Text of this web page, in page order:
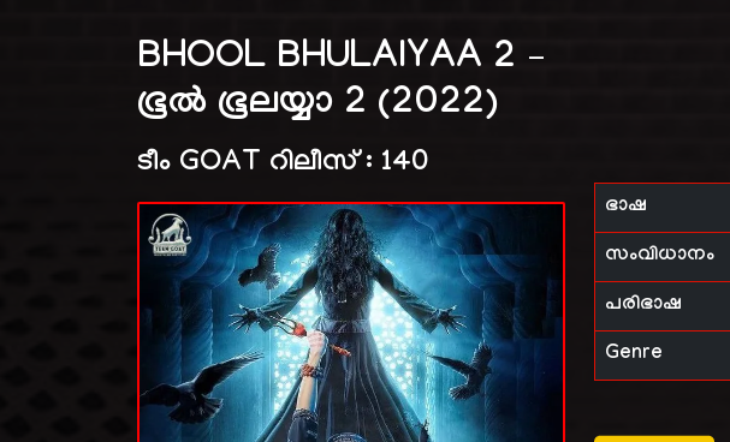
BHOOL BHULAIYAA 2 –
ഭൂൽ ഭൂലയ്യാ 2 (2022)
ടീം GOAT റിലീസ് : 140
ഭാഷ
സംവിധാനം
പരിഭാഷ
Genre